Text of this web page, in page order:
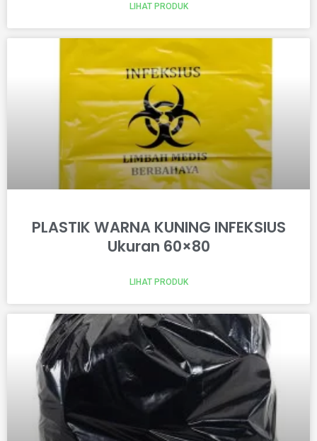
LIHAT PRODUK
PLASTIK WARNA KUNING INFEKSIUS
Ukuran 60×80
LIHAT PRODUK